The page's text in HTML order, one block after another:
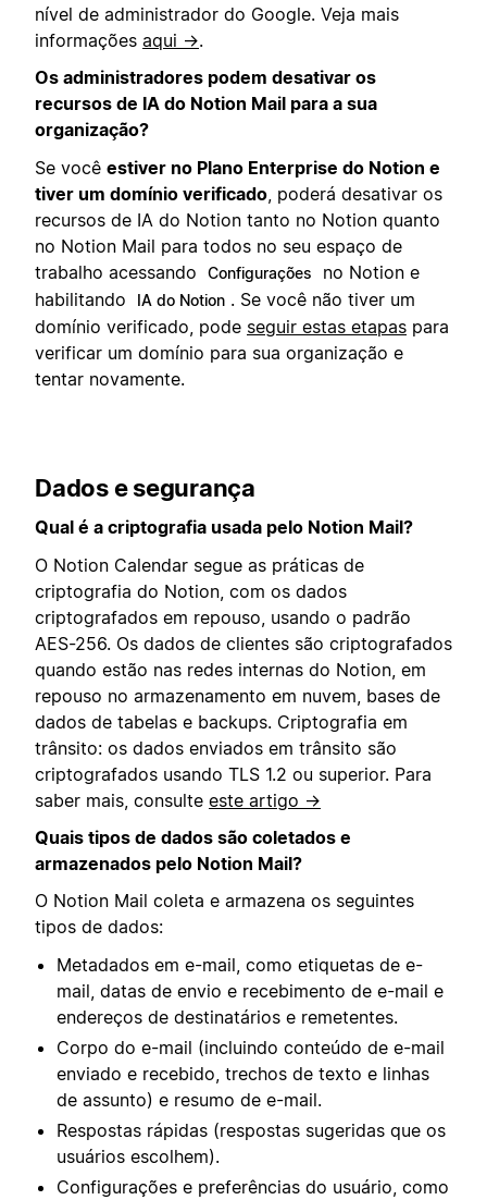
nível de administrador do Google. Veja mais
informações aqui →.
Os administradores podem desativar os
recursos de IA do Notion Mail para a sua
organização?
Se você estiver no Plano Enterprise do Notion e
tiver um domínio verificado , poderá desativar os
recursos de IA do Notion tanto no Notion quanto
no Notion Mail para todos no seu espaço de
trabalho acessando
Configurações
no Notion e
habilitando
IA do Notion . Se você não tiver um
domínio verificado, pode seguir estas etapas para
verificar um domínio para sua organização e
tentar novamente.
Dados e segurança
Qual é a criptografia usada pelo Notion Mail?
O Notion Calendar segue as práticas de
criptografia do Notion, com os dados
criptografados em repouso, usando o padrão
AES-256. Os dados de clientes são criptografados
quando estão nas redes internas do Notion, em
repouso no armazenamento em nuvem, bases de
dados de tabelas e backups. Criptografia em
trânsito: os dados enviados em trânsito são
criptografados usando TLS 1.2 ou superior. Para
saber mais, consulte este artigo →
Quais tipos de dados são coletados e
armazenados pelo Notion Mail?
O Notion Mail coleta e armazena os seguintes
tipos de dados:
Metadados em e-mail, como etiquetas de e-
mail, datas de envio e recebimento de e-mail e
endereços de destinatários e remetentes.
Corpo do e-mail (incluindo conteúdo de e-mail
enviado e recebido, trechos de texto e linhas
de assunto) e resumo de e-mail.
Respostas rápidas (respostas sugeridas que os
usuários escolhem).
Configurações e preferências do usuário, como